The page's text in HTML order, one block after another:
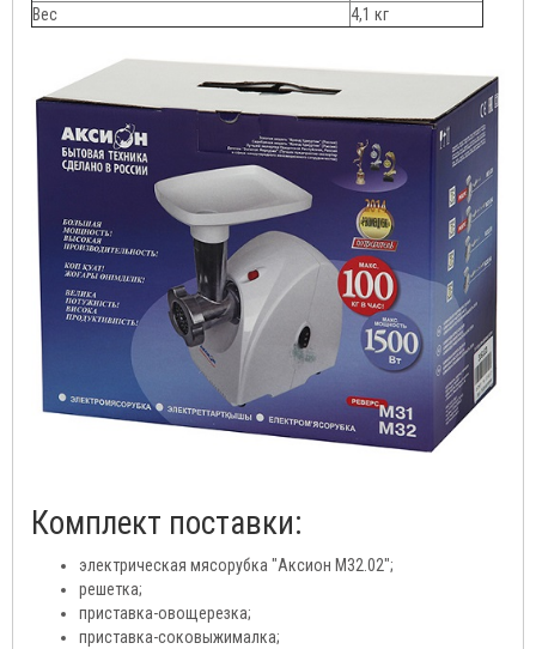
Вес
4,1 кг
Комплект поставки:
электрическая мясорубка "Аксион М32.02";
решетка;
приставка-овощерезка;
приставка-соковыжималка;